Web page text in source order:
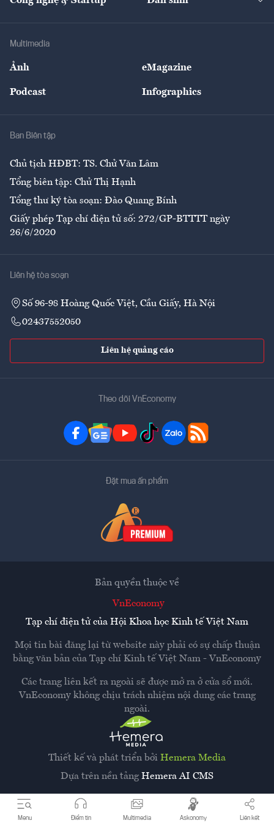
Menu Điểm tin Multimedia Askonomy Liên kết
Tư vấn Nông sản
Giải trí
Multimedia
Ảnh eMagazine
Podcast Infographics
Ban Biên tập
Chủ tịch HĐBT: TS. Chử Văn Lâm
Tổng biên tập: Chử Thị Hạnh
Tổng thư ký tòa soạn: Đào Quang Bính
Giấy phép Tạp chí điện tử số: 272/GP-BTTTT ngày
26/6/2020
Liên hệ tòa soạn
Số 96-98 Hoàng Quốc Việt, Cầu Giấy, Hà Nội
02437552050
Liên hệ quảng cáo
Theo dõi VnEconomy
Đặt mua ấn phẩm
Thiết kế và phát triển bởi Hemera Media
Dựa trên nền tảng Hemera AI CMS
Bản quyền thuộc về
VnEconomy
Tạp chí điện tử của Hội Khoa học Kinh tế Việt Nam
Mọi tin bài đăng lại từ website này phải có sự chấp thuận
bằng văn bản của Tạp chí Kinh tế Việt Nam - VnEconomy
Các trang liên kết ra ngoài sẽ được mở ra ở cửa sổ mới.
VnEconomy không chịu trách nhiệm nội dung các trang
ngoài.